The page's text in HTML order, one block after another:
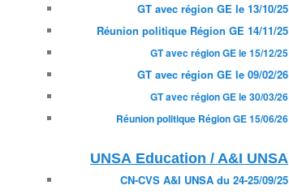
GT avec région GE le 13/10/25
Réunion politique Région GE 14/11/25
GT avec région GE le 15/12/25
GT avec région GE le 09/02/26
GT avec région GE le 30/03/26
Réunion politique Région GE 15/06/26
UNSA Education / A&I UNSA
CN-CVS A&I UNSA du 24-25/09/25